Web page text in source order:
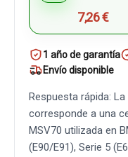
7,26 €
1 año de garantía
Envío disponible
Respuesta rápida:
corresponde a una
MSV70 utilizada en
(E90/E91), Serie 5